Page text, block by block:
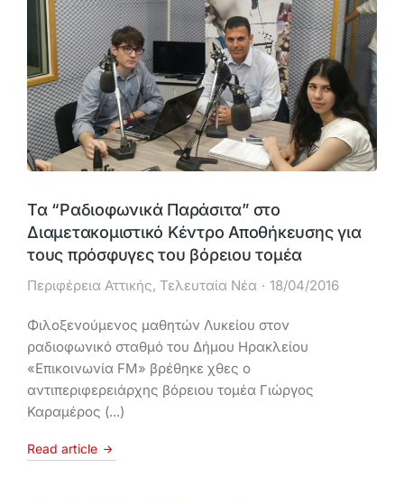
Τα “Ραδιοφωνικά Παράσιτα” στο
Διαμετακομιστικό Κέντρο Αποθήκευσης για
τους πρόσφυγες του βόρειου τομέα
Περιφέρεια Αττικής, Τελευταία Νέα 18/04/2016
Φιλοξενούμενος μαθητών Λυκείου στον
ραδιοφωνικό σταθμό του Δήμου Ηρακλείου
«Επικοινωνία FM» βρέθηκε χθες ο
αντιπεριφερειάρχης βόρειου τομέα Γιώργος
Καραμέρος (...)
Read article